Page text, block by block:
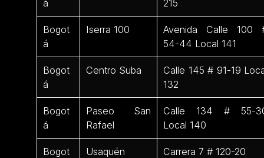
á 215
Bogot
á
Iserra 100
Avenida Calle 100
54-44 Local 141
Bogot
á
Centro Suba
Calle 145 # 91-19
132
Bogot
á
Paseo San
Rafael
Calle 134 # 55-
Local 140
Bogot
Usaquén
Carrera 7 # 120-20